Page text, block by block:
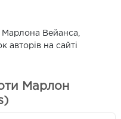
Марлона Вейанса,
авторів на сайті
Марлон